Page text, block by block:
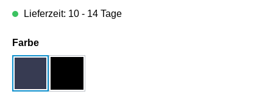
Lieferzeit: 10 - 14 Tage
Farbeauswählen